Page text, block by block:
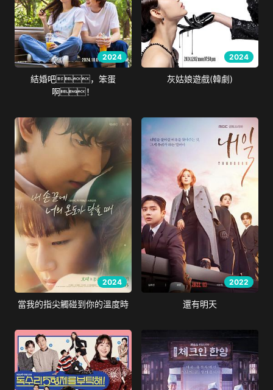
2024
結婚吧，笨蛋
啊！
2024
灰姑娘遊戲(韓劇)
2024
當我的指尖觸碰到你的溫度時
2022
還有明天